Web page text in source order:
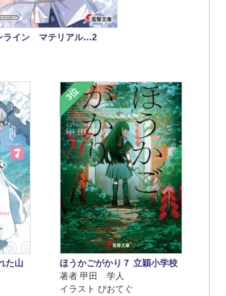
ライン マテリアル…2
た山
3位
ほうかごがかり７ 立穎小学校
著者 甲田 学人
イラスト ぴおてぐ